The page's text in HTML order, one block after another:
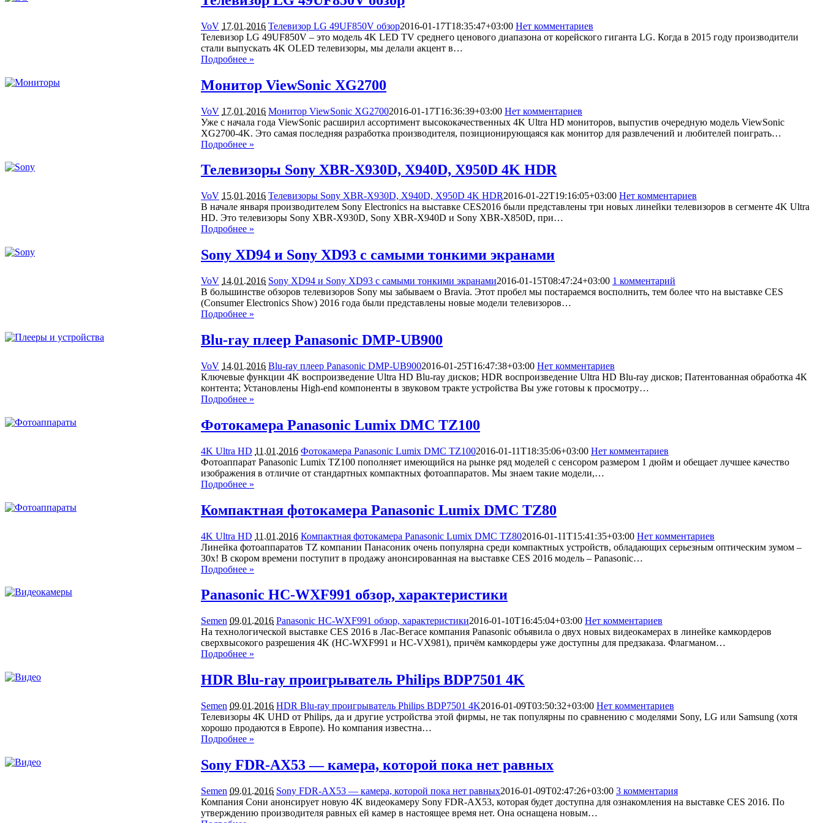
VoV 17.01.2016 Телевизор LG 49UF850V обзор2016-01-17T18:35:47+03:00 Нет комментариев
Телевизор LG 49UF850V – это модель 4K LED TV среднего ценового диапазона от корейского гиганта LG. Когда в 2015 году производители
стали выпускать 4K OLED телевизоры, мы делали акцент в…
Подробнее »
Монитор ViewSonic XG2700
VoV 17.01.2016 Монитор ViewSonic XG27002016-01-17T16:36:39+03:00 Нет комментариев
Уже с начала года ViewSonic расширил ассортимент высококачественных 4K Ultra HD мониторов, выпустив очередную модель ViewSonic
XG2700-4K. Это самая последняя разработка производителя, позиционирующаяся как монитор для развлечений и любителей поиграть…
Подробнее »
Телевизоры Sony XBR-X930D, X940D, X950D 4K HDR
VoV 15.01.2016 Телевизоры Sony XBR-X930D, X940D, X950D 4K HDR2016-01-22T19:16:05+03:00 Нет комментариев
В начале января производителем Sony Electronics на выставке CES2016 были представлены три новых линейки телевизоров в сегменте 4K Ultra
HD. Это телевизоры Sony XBR-X930D, Sony XBR-X940D и Sony XBR-X850D, при…
Подробнее »
Sony XD94 и Sony XD93 с самыми тонкими экранами
VoV 14.01.2016 Sony XD94 и Sony XD93 с самыми тонкими экранами2016-01-15T08:47:24+03:00 1 комментарий
В большинстве обзоров телевизоров Sony мы забываем о Bravia. Этот пробел мы постараемся восполнить, тем более что на выставке CES
(Consumer Electronics Show) 2016 года были представлены новые модели телевизоров…
Подробнее »
Blu-ray плеер Panasonic DMP-UB900
VoV 14.01.2016 Blu-ray плеер Panasonic DMP-UB9002016-01-25T16:47:38+03:00 Нет комментариев
Ключевые функции 4K воспроизведение Ultra HD Blu-ray дисков; HDR воспроизведение Ultra HD Blu-ray дисков; Патентованная обработка 4К
контента; Установлены High-end компоненты в звуковом тракте устройства Вы уже готовы к просмотру…
Подробнее »
Фотокамера Panasonic Lumix DMC TZ100
4K Ultra HD 11.01.2016 Фотокамера Panasonic Lumix DMC TZ1002016-01-11T18:35:06+03:00 Нет комментариев
Фотоаппарат Panasonic Lumix TZ100 пополняет имеющийся на рынке ряд моделей с сенсором размером 1 дюйм и обещает лучшее качество
изображения в отличие от стандартных компактных фотоаппаратов. Мы знаем такие модели,…
Подробнее »
Компактная фотокамера Panasonic Lumix DMC TZ80
4K Ultra HD 11.01.2016 Компактная фотокамера Panasonic Lumix DMC TZ802016-01-11T15:41:35+03:00 Нет комментариев
Линейка фотоаппаратов TZ компании Панасоник очень популярна среди компактных устройств, обладающих серьезным оптическим зумом –
30х! В скором времени поступит в продажу анонсированная на выставке CES 2016 модель – Panasonic…
Подробнее »
Panasonic HC-WXF991 обзор, характеристики
Semen 09.01.2016 Panasonic HC-WXF991 обзор, характеристики2016-01-10T16:45:04+03:00 Нет комментариев
На технологической выставке CES 2016 в Лас-Вегасе компания Panasonic объявила о двух новых видеокамерах в линейке камкордеров
сверхвысокого разрешения 4K (HC-WXF991 и HC-VX981), причём камкордеры уже доступны для предзаказа. Флагманом…
Подробнее »
HDR Blu-ray проигрыватель Philips BDP7501 4K
Semen 09.01.2016 HDR Blu-ray проигрыватель Philips BDP7501 4K2016-01-09T03:50:32+03:00 Нет комментариев
Телевизоры 4K UHD от Philips, да и другие устройства этой фирмы, не так популярны по сравнению с моделями Sony, LG или Samsung (хотя
хорошо продаются в Европе). Но компания известна…
Подробнее »
Sony FDR-AX53 — камера, которой пока нет равных
Semen 09.01.2016 Sony FDR-AX53 — камера, которой пока нет равных2016-01-09T02:47:26+03:00 3 комментария
Компания Сони анонсирует новую 4K видеокамеру Sony FDR-AX53, которая будет доступна для ознакомления на выставке CES 2016. По
утверждению производителя равных ей камер в настоящее время нет. Она оснащена новым…